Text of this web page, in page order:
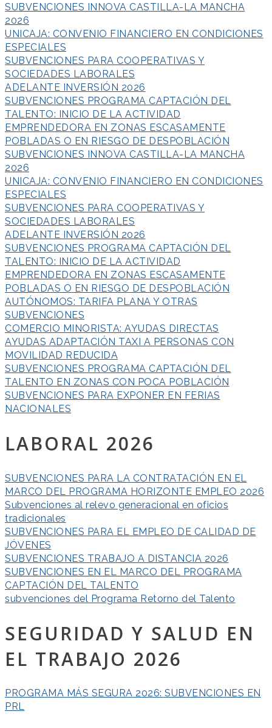
SUBVENCIONES INNOVA CASTILLA-LA MANCHA
2026
UNICAJA: CONVENIO FINANCIERO EN CONDICIONES
ESPECIALES
SUBVENCIONES PARA COOPERATIVAS Y
SOCIEDADES LABORALES
ADELANTE INVERSIÓN 2026
SUBVENCIONES PROGRAMA CAPTACIÓN DEL
TALENTO: INICIO DE LA ACTIVIDAD
EMPRENDEDORA EN ZONAS ESCASAMENTE
POBLADAS O EN RIESGO DE DESPOBLACIÓN
SUBVENCIONES INNOVA CASTILLA-LA MANCHA
2026
UNICAJA: CONVENIO FINANCIERO EN CONDICIONES
ESPECIALES
SUBVENCIONES PARA COOPERATIVAS Y
SOCIEDADES LABORALES
ADELANTE INVERSIÓN 2026
SUBVENCIONES PROGRAMA CAPTACIÓN DEL
TALENTO: INICIO DE LA ACTIVIDAD
EMPRENDEDORA EN ZONAS ESCASAMENTE
POBLADAS O EN RIESGO DE DESPOBLACIÓN
AUTÓNOMOS: TARIFA PLANA Y OTRAS
SUBVENCIONES
COMERCIO MINORISTA: AYUDAS DIRECTAS
AYUDAS ADAPTACIÓN TAXI A PERSONAS CON
MOVILIDAD REDUCIDA
SUBVENCIONES PROGRAMA CAPTACIÓN DEL
TALENTO EN ZONAS CON POCA POBLACIÓN
SUBVENCIONES PARA EXPONER EN FERIAS
NACIONALES
LABORAL 2026
SUBVENCIONES PARA LA CONTRATACIÓN EN EL
MARCO DEL PROGRAMA HORIZONTE EMPLEO 2026
Subvenciones al relevo generacional en oficios
tradicionales
SUBVENCIONES PARA EL EMPLEO DE CALIDAD DE
JÓVENES
SUBVENCIONES TRABAJO A DISTANCIA 2026
SUBVENCIONES EN EL MARCO DEL PROGRAMA
CAPTACIÓN DEL TALENTO
subvenciones del Programa Retorno del Talento
SEGURIDAD Y SALUD EN
EL TRABAJO 2026
PROGRAMA MÁS SEGURA 2026: SUBVENCIONES EN
PRL